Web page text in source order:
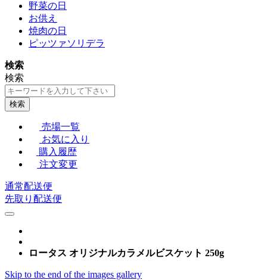
野菜の日
お供え
焼肉の日
ピッツァソリデラ
検索
検索
検索
売場一覧
お気に入り
購入履歴
注文変更
通常配送便
先取り配送便
ロータス オリジナルカラメルビスケット 250g
Skip to the end of the images gallery